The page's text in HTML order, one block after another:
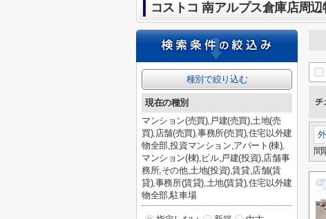
コストコ 南アルプス倉庫店周辺
間
種別で絞り込む
現在の種別
マンション(売買),戸建(売買),土地(売
買),店舗(売買),事務所(売買),住宅以外建
物全部,投資マンション,アパート(棟),
マンション(棟),ビル,戸建(投資),店舗事
務所,その他,土地(投資),賃貸,店舗(賃
貸),事務所(賃貸),土地(賃貸),住宅以外建
物全部,駐車場